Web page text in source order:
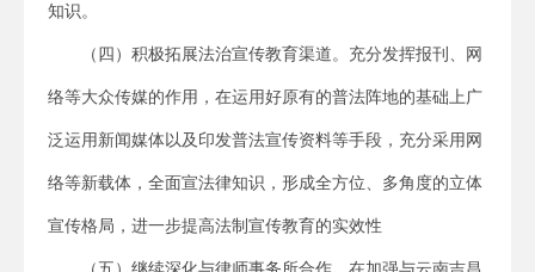
知识。
（四）积极拓展法治宣传教育渠道。充分发挥报刊、网
络等大众传媒的作用，在运用好原有的普法阵地的基础上广
泛运用新闻媒体以及印发普法宣传资料等手段，充分采用网
络等新载体，全面宣法律知识，形成全方位、多角度的立体
宣传格局，进一步提高法制宣传教育的实效性